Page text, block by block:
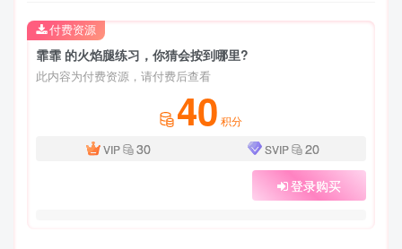
霏霏 的火焰腿练习，你猜会按到哪里?
此内容为付费资源，请付费后查看
40 积分
VIP
30 SVIP 20
登录购买
付费资源